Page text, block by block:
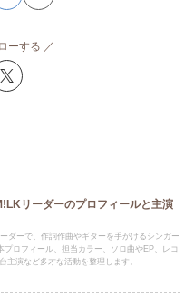
ーする
リーダーのプロフィールと主演
ダーで、作詞作曲やギターを手がけるシンガー
プロフィール、担当カラー、ソロ曲やEP、レコ
主演など多才な活動を整理します。